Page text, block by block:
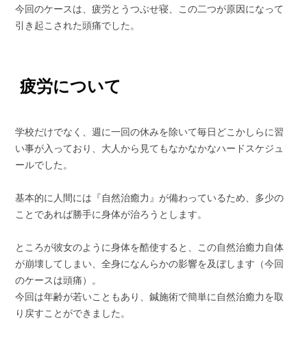
今回のケースは、疲労とうつぶせ寝、この二つが原因になって
引き起こされた頭痛でした。
疲労について
学校だけでなく、週に一回の休みを除いて毎日どこかしらに習
い事が入っており、大人から見てもなかなかなハードスケジュ
ールでした。
基本的に人間には『自然治癒力』が備わっているため、多少の
ことであれば勝手に身体が治ろうとします。
ところが彼女のように身体を酷使すると、この自然治癒力自体
が崩壊してしまい、全身になんらかの影響を及ぼします（今回
のケースは頭痛）。
今回は年齢が若いこともあり、鍼施術で簡単に自然治癒力を取
り戻すことができました。